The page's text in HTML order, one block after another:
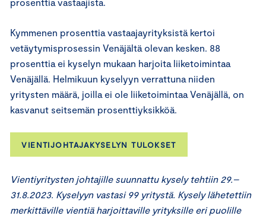
Kymmenen prosenttia vastaajayrityksistä kertoi
vetäytymisprosessin Venäjältä olevan kesken. 88
prosenttia ei kyselyn mukaan harjoita liiketoimintaa
Venäjällä. Helmikuun kyselyyn verrattuna niiden
yritysten määrä, joilla ei ole liiketoimintaa Venäjällä, on
kasvanut seitsemän prosenttiyksikköä.
VIENTIJOHTAJAKYSELYN TULOKSET
Vientiyritysten johtajille suunnattu kysely tehtiin 29.–
31.8.2023. Kyselyyn vastasi 99 yritystä. Kysely lähetettiin
merkittäville vientiä harjoittaville yrityksille eri puolille